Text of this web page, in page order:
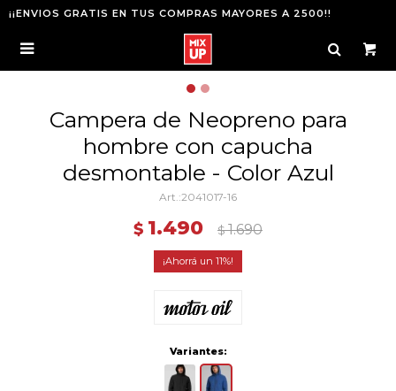
¡¡ENVIOS GRATIS EN TUS COMPRAS MAYORES A 2500!!

Campera de Neopreno para
hombre con capucha
desmontable - Color Azul
2041017-16
$ 1.490 $ 1.690
11
Variantes: